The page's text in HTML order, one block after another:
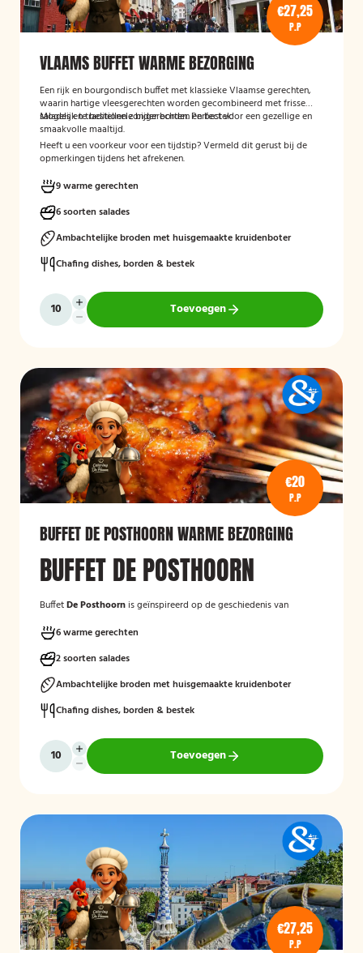
€27,25
P.P
VLAAMS BUFFET WARME BEZORGING
Een rijk en bourgondisch buffet met klassieke Vlaamse gerechten,
waarin hartige vleesgerechten worden gecombineerd met frisse
salades en traditionele bijgerechten. Perfect voor een gezellige en
smaakvolle maaltijd.
Mogelijk te bestellen zonder borden en bestek!
Heeft u een voorkeur voor een tijdstip? Vermeld dit gerust bij de
opmerkingen tijdens het afrekenen.
9 warme gerechten
6 soorten salades
Ambachtelijke broden met huisgemaakte kruidenboter
Chafing dishes, borden & bestek
Toevoegen
€20
P.P
BUFFET DE POSTHOORN WARME BEZORGING
BUFFET DE POSTHOORN
BuffetDe Posthoorn is geïnspireerd op de geschiedenis van
vroeger onder andere de kerk en de Heilig Hartschool stonden. Een
plek vol herinneringen voor veel inwoners van het dorp.
Ons buffet combineert klassieke warme gerechten zoals kipsaté,
gehaktballetjes in zoetzure saus en kipschnitzels met bijgerechten
als gebakken aardappelen, rijst en seizoensgroenten. Afgerond met
frisse rauwkost, gemengde salades en vers brood met kruidenboter
Mogelijk te bestellen zonder borden en bestek!
Tip! veel mensen bestellen ook een ijs en bavaroise buffet bij Buffet
6 warme gerechten
2 soorten salades
Ambachtelijke broden met huisgemaakte kruidenboter
Chafing dishes, borden & bestek
Toevoegen
€27,25
P.P